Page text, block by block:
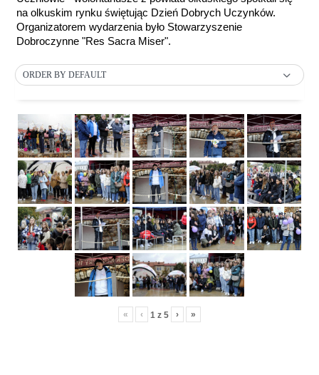
na olkuskim rynku świętując Dzień Dobrych Uczynków.
Organizatorem wydarzenia było Stowarzyszenie
Dobroczynne "Res Sacra Miser".
ORDER BY DEFAULT
« ‹ 1 z 5 › »